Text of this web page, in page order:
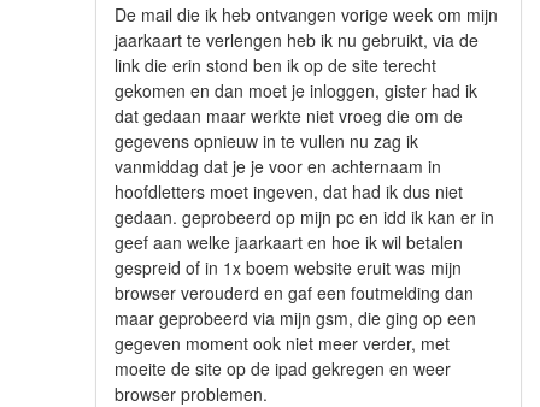
De mail die ik heb ontvangen vorige week om mijn
jaarkaart te verlengen heb ik nu gebruikt, via de
link die erin stond ben ik op de site terecht
gekomen en dan moet je inloggen, gister had ik
dat gedaan maar werkte niet vroeg die om de
gegevens opnieuw in te vullen nu zag ik
vanmiddag dat je je voor en achternaam in
hoofdletters moet ingeven, dat had ik dus niet
gedaan. geprobeerd op mijn pc en idd ik kan er in
geef aan welke jaarkaart en hoe ik wil betalen
gespreid of in 1x boem website eruit was mijn
browser verouderd en gaf een foutmelding dan
maar geprobeerd via mijn gsm, die ging op een
gegeven moment ook niet meer verder, met
moeite de site op de ipad gekregen en weer
browser problemen.